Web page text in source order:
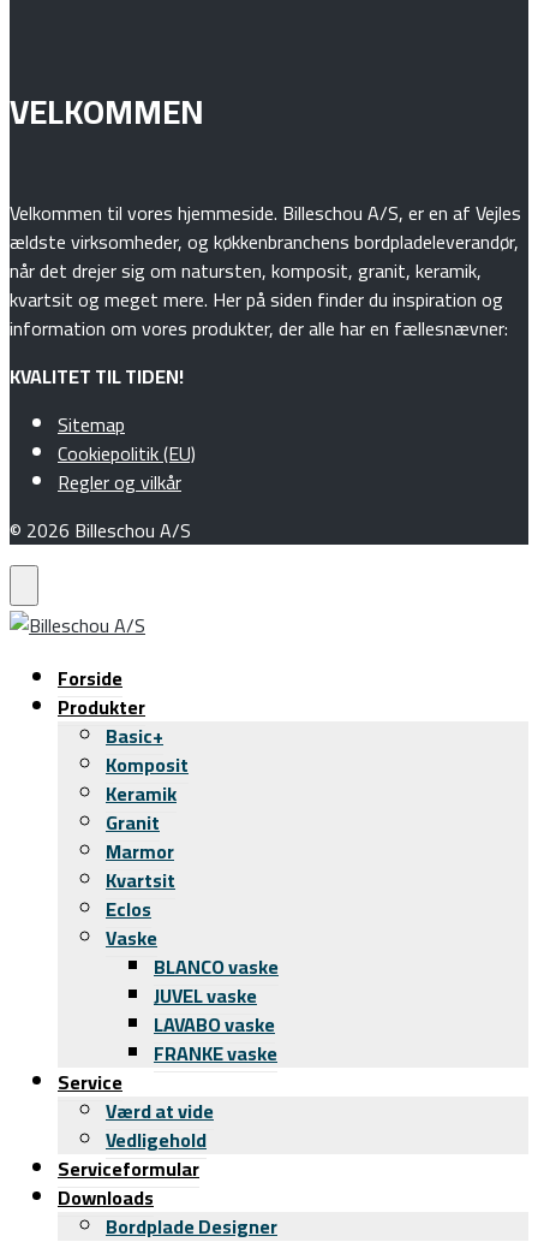
VELKOMMEN
Velkommen til vores hjemmeside. Billeschou A/S, er en af Vejles
ældste virksomheder, og køkkenbranchens bordpladeleverandør,
når det drejer sig om natursten, komposit, granit, keramik,
kvartsit og meget mere. Her på siden finder du inspiration og
information om vores produkter, der alle har en fællesnævner:
KVALITET TIL TIDEN!
Sitemap
Cookiepolitik (EU)
Regler og vilkår
© 2026 Billeschou A/S
Forside
Produkter
Basic+
Komposit
Keramik
Granit
Marmor
Kvartsit
Eclos
Vaske
BLANCO vaske
JUVEL vaske
LAVABO vaske
FRANKE vaske
Service
Værd at vide
Vedligehold
Serviceformular
Downloads
Bordplade Designer